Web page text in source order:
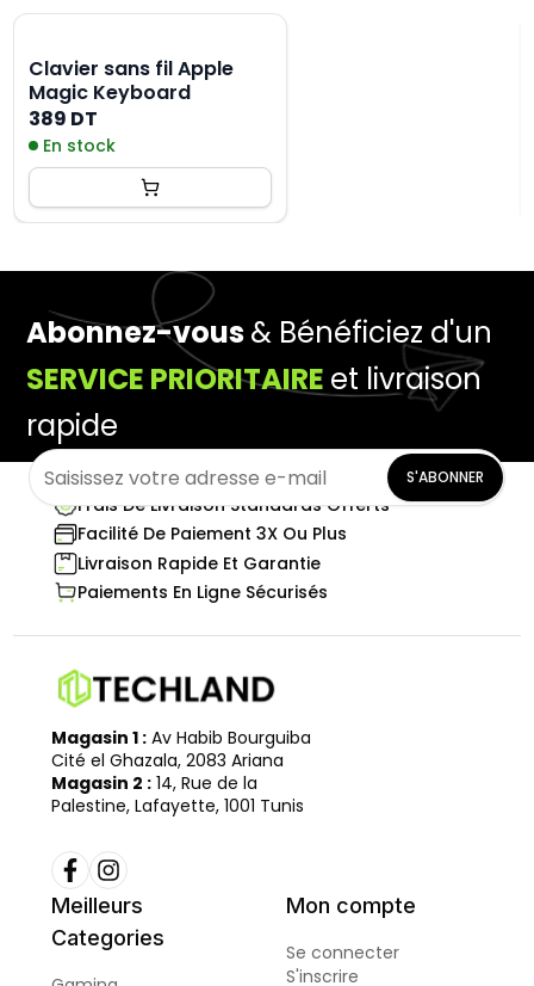
Clavier sans fil Apple
Magic Keyboard
389 DT
En stock
Abonnez-vous& Bénéficiez d'un
SERVICE PRIORITAIRE et livraison
rapide
S'ABONNER
Frais De Livraison Standards Offerts
Facilité De Paiement 3X Ou Plus
Livraison Rapide Et Garantie
Paiements En Ligne Sécurisés
Magasin 1 : Av Habib Bourguiba
Cité el Ghazala, 2083 Ariana
Magasin 2 : 14, Rue de la
Palestine, Lafayette, 1001 Tunis
Meilleurs
Categories
Mon compte
Se connecter
S'inscrire